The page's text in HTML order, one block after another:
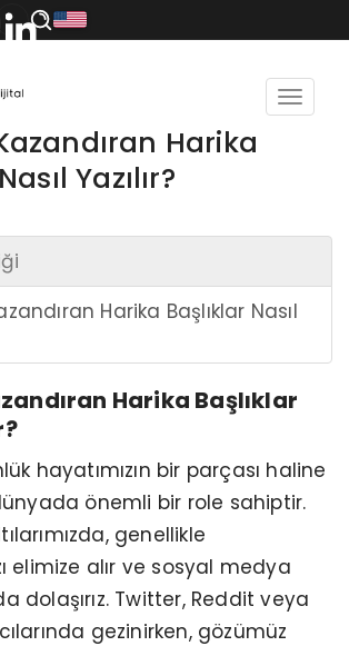
Toggle
Harika
Yazılır?
Harika Başlıklar Nasıl
Harika Başlıklar
hayatımızın bir parçası haline
önemli bir role sahiptir.
genellikle
elimize alır ve sosyal medya
dolaşırız. Twitter, Reddit veya
gezinirken, gözümüz